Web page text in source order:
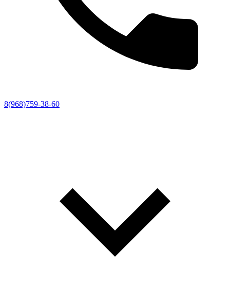
8(968)759-38-60